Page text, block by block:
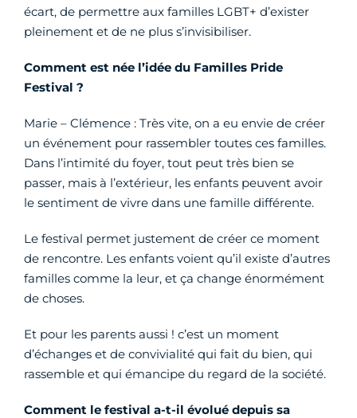
écart, de permettre aux familles LGBT+ d’exister
pleinement et de ne plus s’invisibiliser.
Comment est née l’idée du Familles Pride
Festival ?
Marie – Clémence : Très vite, on a eu envie de créer
un événement pour rassembler toutes ces familles.
Dans l’intimité du foyer, tout peut très bien se
passer, mais à l’extérieur, les enfants peuvent avoir
le sentiment de vivre dans une famille différente.
Le festival permet justement de créer ce moment
de rencontre. Les enfants voient qu’il existe d’autres
familles comme la leur, et ça change énormément
de choses.
Et pour les parents aussi ! c’est un moment
d’échanges et de convivialité qui fait du bien, qui
rassemble et qui émancipe du regard de la société.
Comment le festival a-t-il évolué depuis sa